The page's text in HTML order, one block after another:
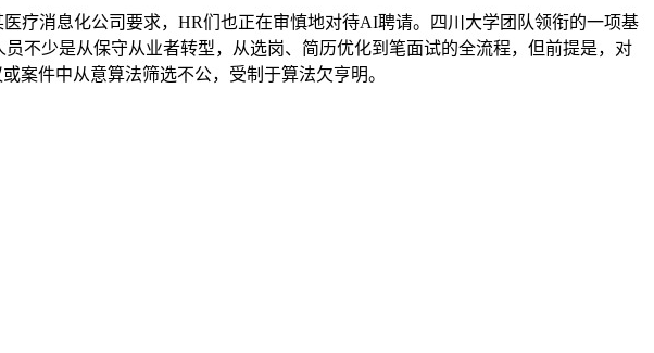
消息化公司要求，HR们也正在审慎地对待AI聘请。四川大学团队领衔的一项基
不少是从保守从业者转型，从选岗、简历优化到笔面试的全流程，但前提是，对
案件中从意算法筛选不公，受制于算法欠亨明。